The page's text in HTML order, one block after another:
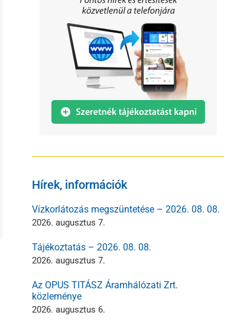
Hírek, információk
Vízkorlátozás megszüntetése – 2026. 08. 08.
2026. augusztus 7.
Tájékoztatás – 2026. 08. 08.
2026. augusztus 7.
Az OPUS TITÁSZ Áramhálózati Zrt.
közleménye
2026. augusztus 6.